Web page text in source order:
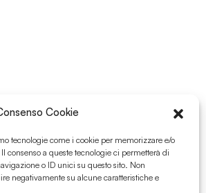
Cookie
tecnologie come i cookie per memorizzare e/o
consenso a queste tecnologie ci permetterà di
o ID unici su questo sito. Non
negativamente su alcune caratteristiche e